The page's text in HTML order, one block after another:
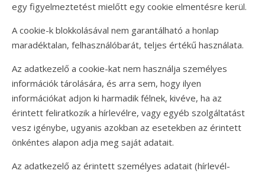
egy figyelmeztetést mielőtt egy cookie elmentésre kerül.
A cookie-k blokkolásával nem garantálható a honlap
maradéktalan, felhasználóbarát, teljes értékű használata.
Az adatkezelő a cookie-kat nem használja személyes
információk tárolására, és arra sem, hogy ilyen
információkat adjon ki harmadik félnek, kivéve, ha az
érintett feliratkozik a hírlevélre, vagy egyéb szolgáltatást
vesz igénybe, ugyanis azokban az esetekben az érintett
önkéntes alapon adja meg saját adatait.
Az adatkezelő az érintett személyes adatait (hírlevél-